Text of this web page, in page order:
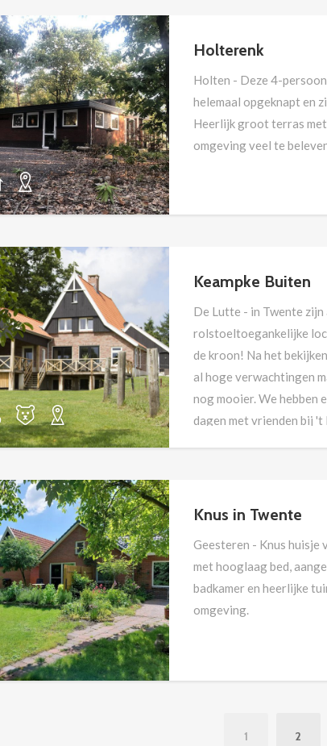
Holterenk
Holten - Deze 4-
helemaal opgeknapt en
Heerlijk groot terras
omgeving veel te
Keampke Buiten
De Lutte - in Twente
rolstoeltoegankelijke
de kroon! Na het
al hoge verwachtingen
nog mooier. We hebben
dagen met vrienden bij 't
Knus in Twente
Geesteren - Knus huisje
met hooglaag bed,
badkamer en heerlijke
omgeving.
1 2